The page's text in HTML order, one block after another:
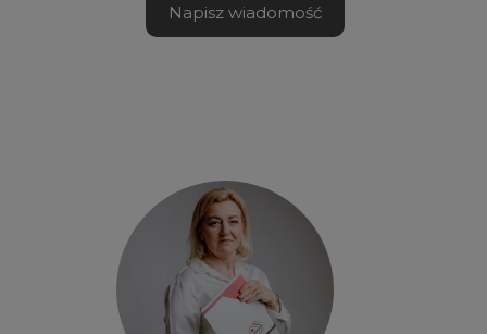
Napisz wiadomość